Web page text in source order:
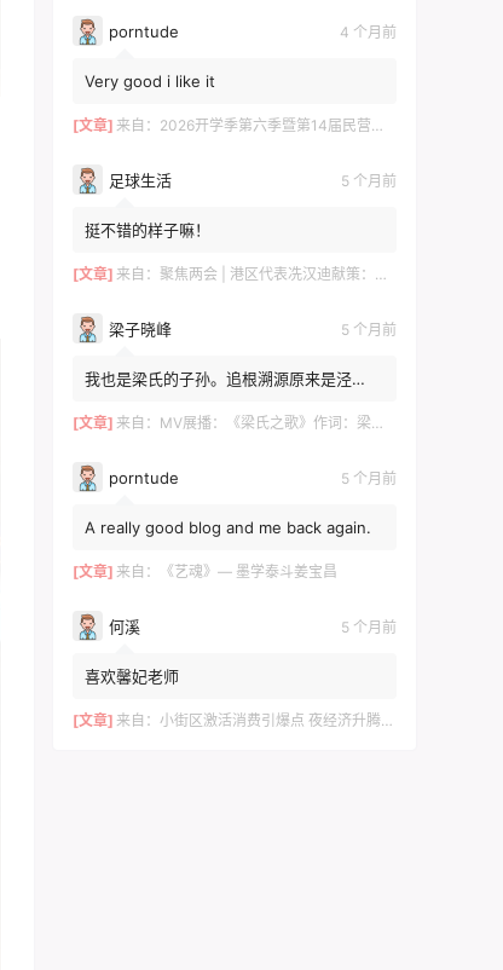
porntude 4 个月前
Very good i like it
[文章] 来自： 2026开学季第六季暨第14届民营企业家论坛在长沙举行 ——700余位湘商共探“新机遇·新财富·新传承”
足球生活 5 个月前
挺不错的样子嘛！
[文章] 来自： 聚焦两会 | 港区代表冼汉迪献策：科技+文旅融合，绘就高质量发展新图景
梁子晓峰 5 个月前
我也是梁氏的子孙。追根溯源原来是泾
感觉是一个旁枝。泾川倒是...
[文章] 来自： MV展播：《梁氏之歌》作词：梁自然 梁敬岩 梁菊友 作曲：李红俊 梁敬岩 演唱：郝立勇
porntude 5 个月前
A really good blog and me back again.
[文章] 来自： 《艺魂》— 墨学泰斗姜宝昌
何溪 5 个月前
喜欢馨妃老师
[文章] 来自： 小街区激活消费引爆点 夜经济升腾城市烟火气 –竹溪县文旅赋能催生600年西关老街蝶变的实践与启示